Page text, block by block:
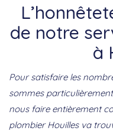
de notre
à
Pour satisfaire les
sommes
nous faire entièrement
plombier Houilles va